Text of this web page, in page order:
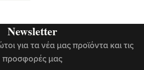
Newsletter
για τα νέα μας προϊόντα και τις
προσφορές μας